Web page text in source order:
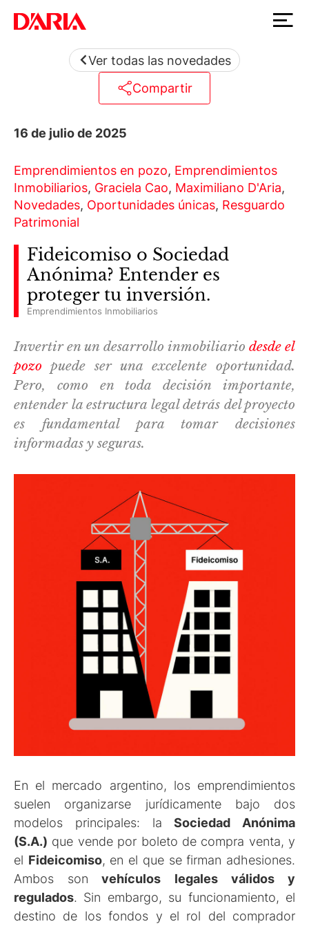
Ver todas las novedades
Compartir
16 de julio de 2025
Emprendimientos en pozo, Emprendimientos
Inmobiliarios, Graciela Cao, Maximiliano D'Aria,
Novedades, Oportunidades únicas, Resguardo
Patrimonial
Fideicomiso o Sociedad
Anónima? Entender es
proteger tu inversión.
Emprendimientos Inmobiliarios
Invertir en un desarrollo inmobiliario desde el
pozo puede ser una excelente oportunidad.
Pero, como en toda decisión importante,
entender la estructura legal detrás del proyecto
es fundamental para tomar decisiones
informadas y seguras.
En el mercado argentino, los emprendimientos
suelen organizarse jurídicamente bajo dos
modelos principales: laSociedad Anónima
(S.A.) que vende por boleto de compra venta, y
el Fideicomiso, en el que se firman adhesiones.
Ambos son vehículos legales válidos y
regulados. Sin embargo, su funcionamiento, el
destino de los fondos y el rol del comprador